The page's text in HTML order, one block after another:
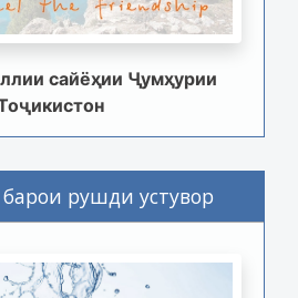
сайёҳии Ҷумҳурии
барои рушди устувор